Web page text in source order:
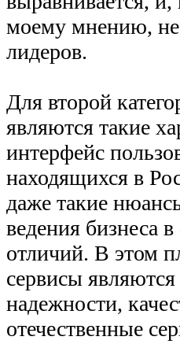
моему мнению,
лидеров.
Для второй
являются такие
интерфейс
находящихся в
даже такие
ведения бизнеса
отличий. В этом
сервисы
надежности,
отечественные